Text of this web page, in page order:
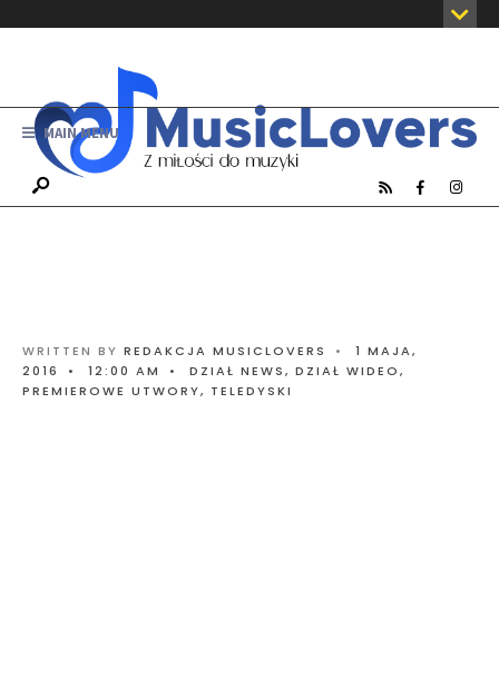
MAIN MENU
WRITTEN BY REDAKCJA MUSICLOVERS •
1 MAJA,
2016
• 12:00 AM • DZIAŁ NEWS, DZIAŁ WIDEO,
PREMIEROWE UTWORY, TELEDYSKI